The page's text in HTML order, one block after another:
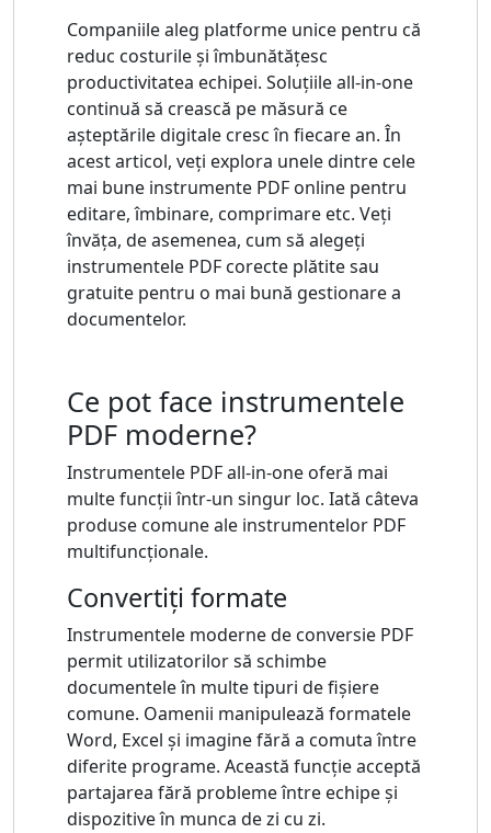
Companiile aleg platforme unice pentru că
reduc costurile și îmbunătățesc
productivitatea echipei. Soluțiile all-in-one
continuă să crească pe măsură ce
așteptările digitale cresc în fiecare an. În
acest articol, veți explora unele dintre cele
mai bune instrumente PDF online pentru
editare, îmbinare, comprimare etc. Veți
învăța, de asemenea, cum să alegeți
instrumentele PDF corecte plătite sau
gratuite pentru o mai bună gestionare a
documentelor.
Ce pot face instrumentele
PDF moderne?
Instrumentele PDF all-in-one oferă mai
multe funcții într-un singur loc. Iată câteva
produse comune ale instrumentelor PDF
multifuncționale.
Convertiți formate
Instrumentele moderne de conversie PDF
permit utilizatorilor să schimbe
documentele în multe tipuri de fișiere
comune. Oamenii manipulează formatele
Word, Excel și imagine fără a comuta între
diferite programe. Această funcție acceptă
partajarea fără probleme între echipe și
dispozitive în munca de zi cu zi.